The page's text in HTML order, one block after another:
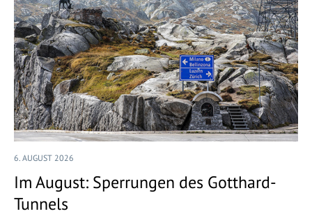
6. AUGUST 2026
Im August: Sperrungen des Gotthard-
Tunnels